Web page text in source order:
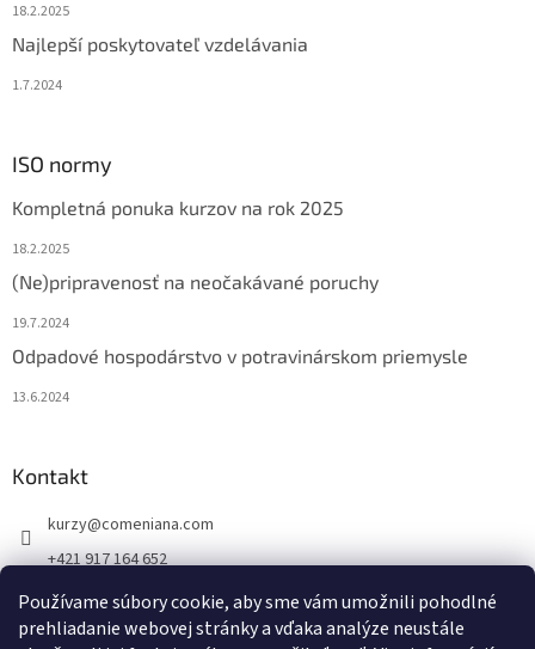
Používame súbory cookie, aby sme vám umožnili pohodlné
prehliadanie webovej stránky a vďaka analýze neustále
18.2.2025
Najlepší poskytovateľ vzdelávania
1.7.2024
ISO normy
Kompletná ponuka kurzov na rok 2025
18.2.2025
(Ne)pripravenosť na neočakávané poruchy
19.7.2024
Odpadové hospodárstvo v potravinárskom priemysle
13.6.2024
Kontakt
kurzy@comeniana.com
+421 917 164 652
FB Comeniana.com